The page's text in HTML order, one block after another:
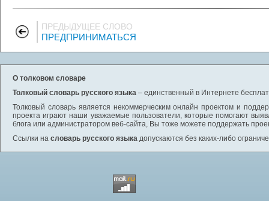
ПРЕДЫДУЩЕЕ СЛОВО
ПРЕДПРИНИМАТЬСЯ
О толковом словаре
Толковый словарь русского языка – единственный в Интернете
Толковый словарь является некоммерческим онлайн проектом и
проекта играют наши уважаемые пользователи, которые помогают
блога или администратором веб-сайта, Вы тоже можете поддержать
Ссылки на словарь русского языка допускаются без каких-либо